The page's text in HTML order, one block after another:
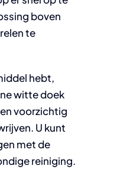
boven
te
hebt,
witte doek
voorzichtig
U kunt
met de
reiniging.